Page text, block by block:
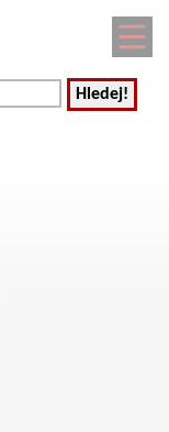
Hledej!